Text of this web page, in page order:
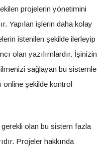
projelerin yönetimini
Yapılan işlerin daha kolay
istenilen şekilde ilerleyip
olan yazılımlardır. İşinizin
sağlayan bu sistemle
online şekilde kontrol
olan bu sistem fazla
Projeler hakkında